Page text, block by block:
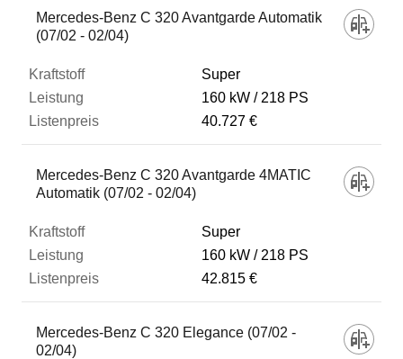
Mercedes-Benz C 320 Avantgarde Automatik
(07/02 - 02/04)
Super
160 kW
218 PS
40.727 €
Mercedes-Benz C 320 Avantgarde 4MATIC
Automatik (07/02 - 02/04)
Super
160 kW
218 PS
42.815 €
Mercedes-Benz C 320 Elegance (07/02 -
02/04)